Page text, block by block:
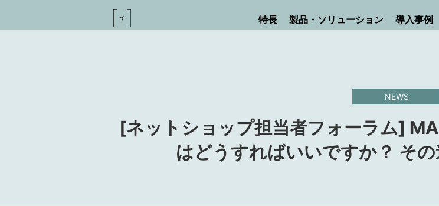
特長 製品・ソリューション 導入事例
NEWS
[ネットショップ担当者フォーラム]
はどうすればいいですか？ そ